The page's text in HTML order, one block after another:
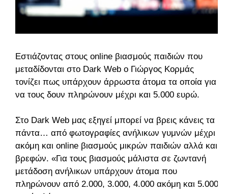
Εστιάζοντας στους online βιασμούς παιδιών που
μεταδίδονται στο Dark Web ο Γιώργος Κορμάς
τονίζει πως υπάρχουν άρρωστα άτομα τα οποία για
να τους δουν πληρώνουν μέχρι και 5.000 ευρώ.
Στο Dark Web μας εξηγεί μπορεί να βρεις κάνεις τα
πάντα… από φωτογραφίες ανήλικων γυμνών μέχρι
ακόμη και online βιασμούς μικρών παιδιών αλλά και
βρεφών. «Για τους βιασμούς μάλιστα σε ζωντανή
μετάδοση ανήλικων υπάρχουν άτομα που
πληρώνουν από 2.000, 3.000, 4.000 ακόμη και 5.000